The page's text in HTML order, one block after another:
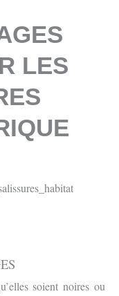
LES
soient noires ou